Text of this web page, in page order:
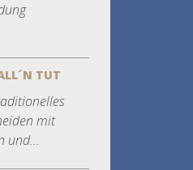
TUT
mit
und...